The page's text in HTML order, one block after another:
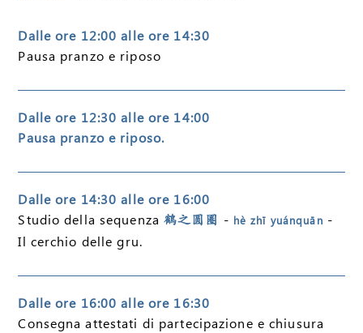
Dalle ore 12:00 alle ore 14:30
Pausa pranzo e riposo
Dalle ore 12:30 alle ore 14:00
Pausa pranzo e riposo.
Dalle ore 14:30 alle ore 16:00
Studio della sequenza鶴之圆圈 - hè zhī yuánquān -
Il cerchio delle gru.
Dalle ore 16:00 alle ore 16:30
Consegna attestati di partecipazione e chiusura